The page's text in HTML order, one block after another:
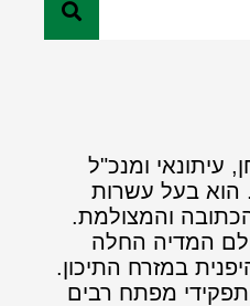
עיתונאי ומנכ"ל
הוא בעל עשרות
הכתובה והמצולמת.
המדיה החלה
במזרח התיכון.
מפתח רבים